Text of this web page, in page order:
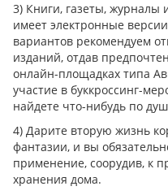
3) Книги, газеты, журналы
имеет электронные
вариантов рекомендуем
изданий, отдав
онлайн-площадках типа
участие в буккроссинг-
найдете что-нибудь по
4) Дарите вторую жизнь
фантазии, и вы
применение, соорудив, к
хранения дома.